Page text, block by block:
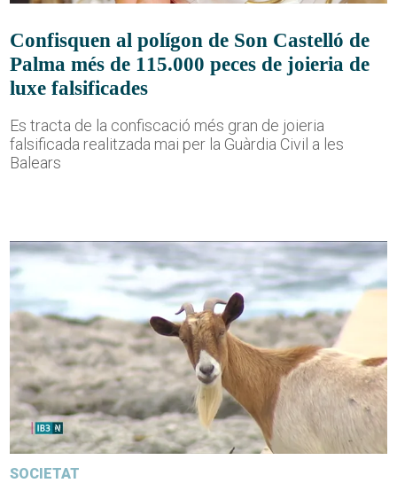
Confisquen al polígon de Son Castelló de
Palma més de 115.000 peces de joieria de
luxe falsificades
Es tracta de la confiscació més gran de joieria
falsificada realitzada mai per la Guàrdia Civil a les
Balears
SOCIETAT